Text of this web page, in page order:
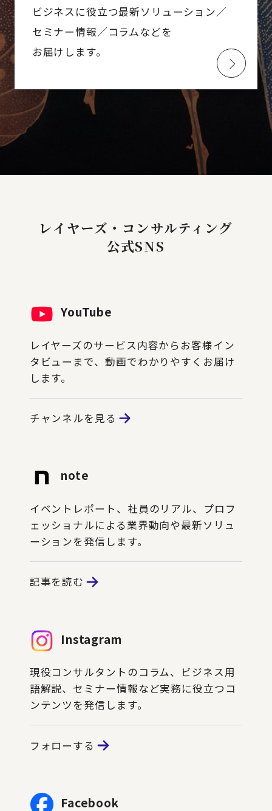
ビジネスに役立つ最新ソリューション／
セミナー情報／コラムなどを
お届けします。
レイヤーズ・コンサルティング
公式SNS
YouTube
レイヤーズのサービス内容からお客様イン
タビューまで、動画でわかりやすくお届け
します。
チャンネルを見る
note
イベントレポート、社員のリアル、プロフ
ェッショナルによる業界動向や最新ソリュ
ーションを発信します。
記事を読む
Instagram
現役コンサルタントのコラム、ビジネス用
語解説、セミナー情報など実務に役立つコ
ンテンツを発信します。
フォローする
Facebook